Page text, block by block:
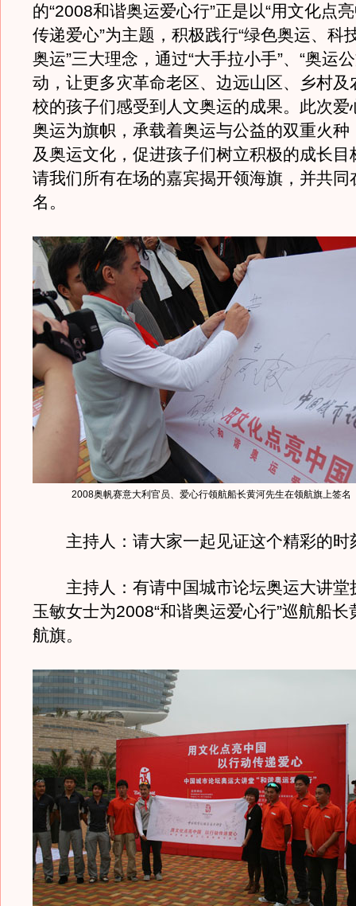
的“2008和谐奥运爱心行”正是以“用文化点
传递爱心”为主题，积极践行“绿色奥运、科
奥运”三大理念，通过“大手拉小手”、“奥运
动，让更多灾革命老区、边远山区、乡村及
校的孩子们感受到人文奥运的成果。此次爱
奥运为旗帜，承载着奥运与公益的双重火种
及奥运文化，促进孩子们树立积极的成长目
请我们所有在场的嘉宾揭开领海旗，并共同
名。
2008奥帆赛意大利官员、爱心行领航船长黄河先生在领航旗上签名
主持人：请大家一起见证这个精彩的时
主持人：有请中国城市论坛奥运大讲堂
玉敏女士为2008“和谐奥运爱心行”巡航船
航旗。